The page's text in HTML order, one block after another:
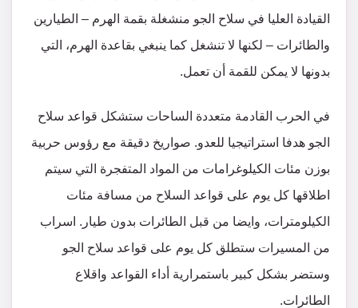
القيادة العليا في سلاح الجو منشغلة بقمة الهرم – الطيارين
والطائرات – لكنها لا تنشغل كما ينبغي بقاعدة الهرم، التي
بدونها لا يمكن للقمة أن تعمل.
في الحرب القادمة متعددة الساحات ستشكل قواعد سلاح
الجو هدفا استراتيجيا للعدو. صواريخ دقيقة مع رؤوس حربية
بوزن مئات الكيلوغرامات من المواد المتفجرة التي سيتم
اطلاقها كل يوم على قواعد السلاح من مسافة مئات
الكيلومترات، وايضا من قبل الطائرات بدون طيار. اسراب
من المسيرات ستطلق كل يوم على قواعد سلاح الجو
وستضر بشكل كبير باستمرارية أداء القواعد واقلاع
الطائرات.